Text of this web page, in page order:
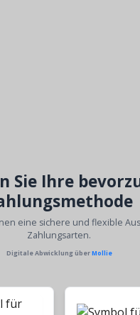
Sie Ihre
eine sichere und flexible
Zahlungsarten.
Digitale Abwicklung überMollie